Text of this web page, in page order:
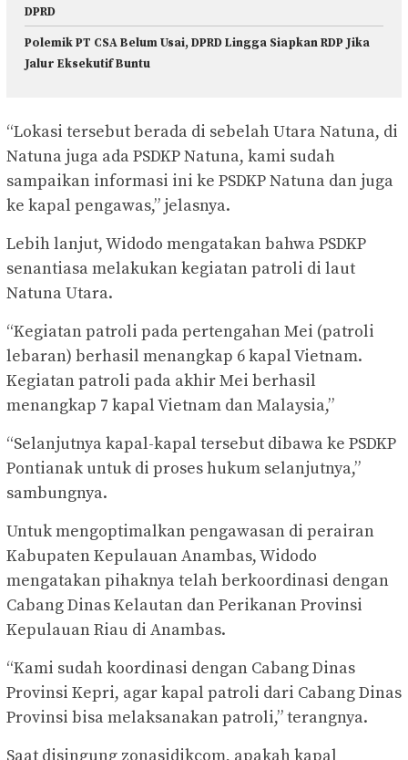
DPRD
Polemik PT CSA Belum Usai, DPRD Lingga Siapkan RDP Jika
Jalur Eksekutif Buntu
“Lokasi tersebut berada di sebelah Utara Natuna, di
Natuna juga ada PSDKP Natuna, kami sudah
sampaikan informasi ini ke PSDKP Natuna dan juga
ke kapal pengawas,” jelasnya.
Lebih lanjut, Widodo mengatakan bahwa PSDKP
senantiasa melakukan kegiatan patroli di laut
Natuna Utara.
“Kegiatan patroli pada pertengahan Mei (patroli
lebaran) berhasil menangkap 6 kapal Vietnam.
Kegiatan patroli pada akhir Mei berhasil
menangkap 7 kapal Vietnam dan Malaysia,”
“Selanjutnya kapal-kapal tersebut dibawa ke PSDKP
Pontianak untuk di proses hukum selanjutnya,”
sambungnya.
Untuk mengoptimalkan pengawasan di perairan
Kabupaten Kepulauan Anambas, Widodo
mengatakan pihaknya telah berkoordinasi dengan
Cabang Dinas Kelautan dan Perikanan Provinsi
Kepulauan Riau di Anambas.
“Kami sudah koordinasi dengan Cabang Dinas
Provinsi Kepri, agar kapal patroli dari Cabang Dinas
Provinsi bisa melaksanakan patroli,” terangnya.
Saat disingung zonasidikcom, apakah kapal